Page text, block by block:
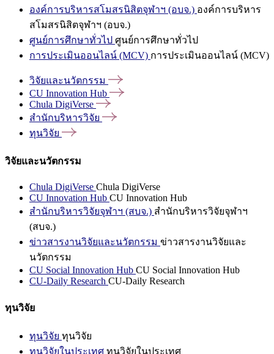
องค์การบริหารสโมสรนิสิตจุฬาฯ (อบจ.) องค์การบริหาร
สโมสรนิสิตจุฬาฯ (อบจ.)
ศูนย์การศึกษาทั่วไป ศูนย์การศึกษาทั่วไป
การประเมินออนไลน์ (MCV) การประเมินออนไลน์ (MCV)
วิจัยและนวัตกรรม
CU Innovation Hub
Chula DigiVerse
สำนักบริหารวิจัย
ทุนวิจัย
วิจัยและนวัตกรรม
Chula DigiVerse Chula DigiVerse
CU Innovation Hub CU Innovation Hub
สำนักบริหารวิจัยจุฬาฯ (สบจ.) สำนักบริหารวิจัยจุฬาฯ
(สบจ.)
ข่าวสารงานวิจัยและนวัตกรรม ข่าวสารงานวิจัยและ
นวัตกรรม
CU Social Innovation Hub CU Social Innovation Hub
CU-Daily Research CU-Daily Research
ทุนวิจัย
ทุนวิจัย ทุนวิจัย
ทุนวิจัยในประเทศ ทุนวิจัยในประเทศ